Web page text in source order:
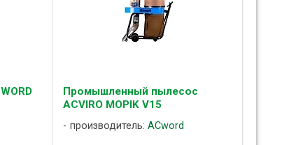
Промышленный пылесос
ACVIRO MOPIK V15
производитель: ACword